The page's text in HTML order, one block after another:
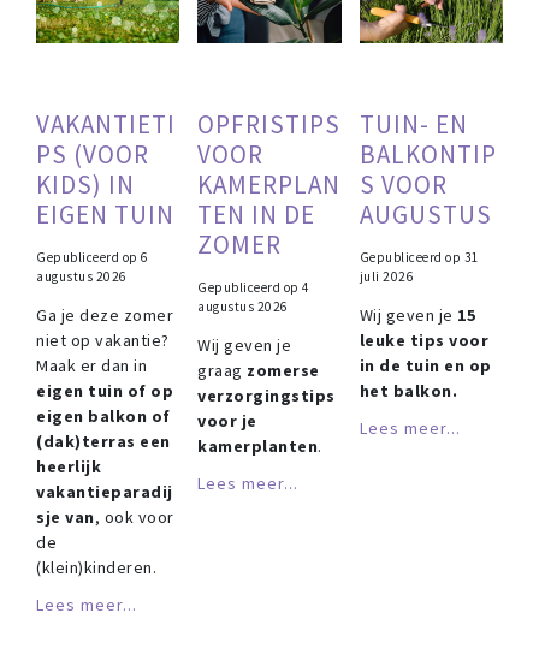
VAKANTIETI
PS (VOOR
KIDS) IN
EIGEN TUIN
Gepubliceerd op 6
augustus 2026
Ga je deze zomer
niet op vakantie?
Maak er dan in
eigen tuin of op
eigen balkon of
(dak)terras een
heerlijk
vakantieparadij
sje van, ook voor
de
(klein)kinderen.
Lees meer...
OPFRISTIPS
VOOR
KAMERPLAN
TEN IN DE
ZOMER
Gepubliceerd op4
augustus 2026
Wij geven je
graag zomerse
verzorgingstips
voor je
kamerplanten.
Lees meer...
TUIN- EN
BALKONTIP
S VOOR
AUGUSTUS
Gepubliceerd op 31
juli 2026
Wij geven je 15
leuke tips voor
in de tuin en op
het balkon.
Lees meer...